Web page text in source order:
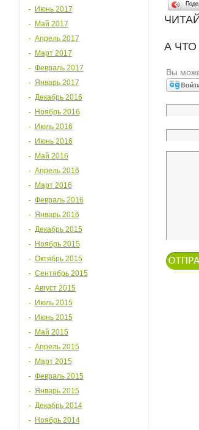
Июнь 2017
Май 2017
Апрель 2017
Март 2017
Февраль 2017
Январь 2017
Декабрь 2016
Ноябрь 2016
Июль 2016
Июнь 2016
Май 2016
Апрель 2016
Март 2016
Февраль 2016
Январь 2016
Декабрь 2015
Ноябрь 2015
Октябрь 2015
Сентябрь 2015
Август 2015
Июль 2015
Июнь 2015
Май 2015
Апрель 2015
Март 2015
Февраль 2015
Январь 2015
Декабрь 2014
Ноябрь 2014
А
Вы